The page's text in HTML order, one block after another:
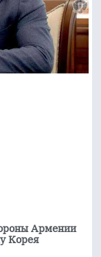
Армении
Корея